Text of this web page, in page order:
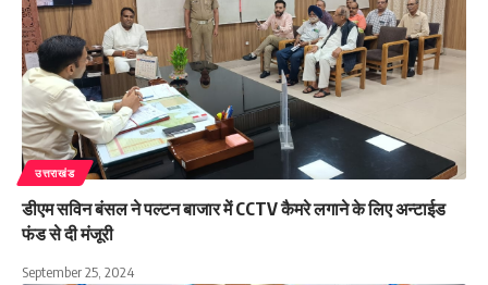
उत्तराखंड
डीएम सविन बंसल ने पल्टन बाजार में CCTV कैमरे लगाने के लिए अन्टाईड
फंड से दी मंजूरी
September 25, 2024